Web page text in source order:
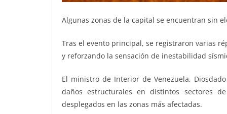
Algunas zonas de la capital se encuentran sin
Tras el evento principal, se registraron varias
y reforzando la sensación de inestabilidad
El ministro de Interior de Venezuela,
daños estructurales en distintos sectores
desplegados en las zonas más afectadas.